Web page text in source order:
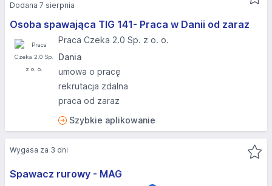
Osoba spawająca TIG 141- Praca w Danii od zaraz
Praca Czeka 2.0 Sp. z o. o.
Dania
umowa o pracę
rekrutacja zdalna
praca od zaraz
Szybkie aplikowanie
Dodana 7 sierpnia
Spawacz rurowy - MAG
Wygasa za 3 dni